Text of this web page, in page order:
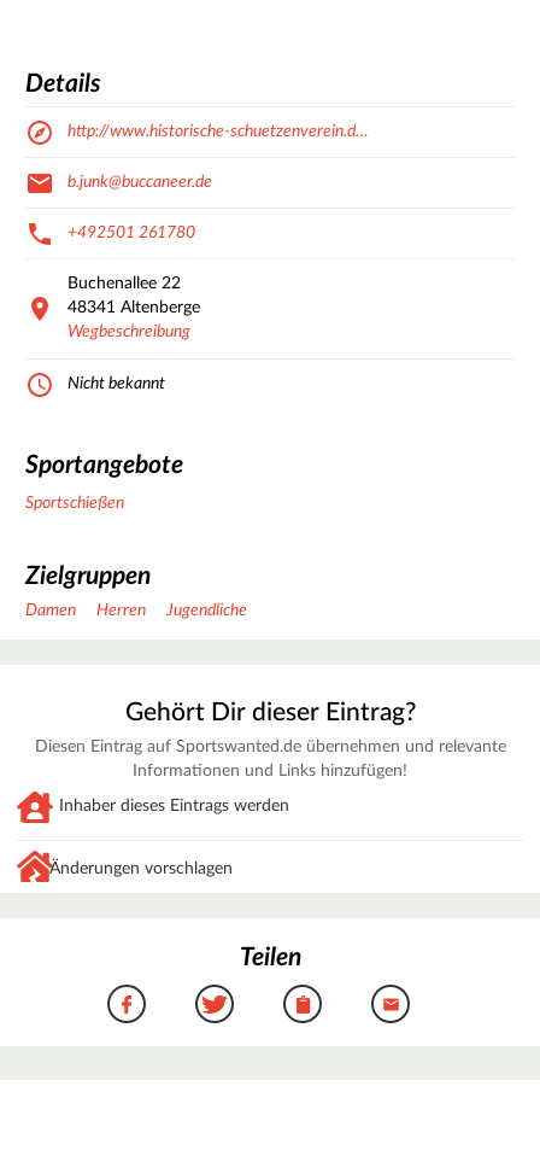
Details
http://www.historische-schuetzenverein.d…
b.junk@buccaneer.de
+492501 261780
Buchenallee 22
48341 Altenberge
Wegbeschreibung
Nicht bekannt
Sportangebote
Sportschießen
Zielgruppen
Damen Herren Jugendliche
Gehört Dir dieser Eintrag?
Diesen Eintrag auf Sportswanted.de übernehmen und relevante
Informationen und Links hinzufügen!
Inhaber dieses Eintrags werden
Änderungen vorschlagen
Teilen